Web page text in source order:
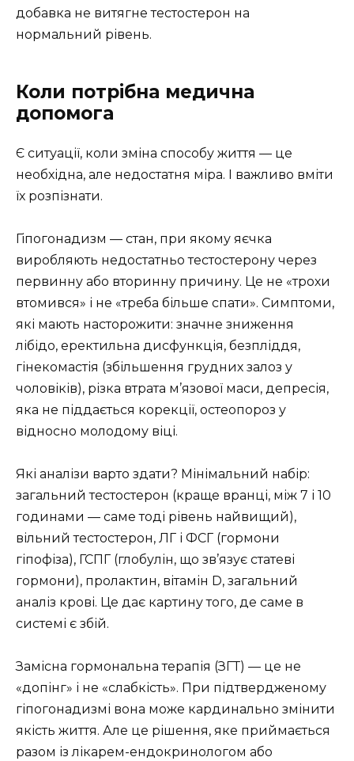
добавка не витягне тестостерон на
нормальний рівень.
Коли потрібна медична
допомога
Є ситуації, коли зміна способу життя — це
необхідна, але недостатня міра. І важливо вміти
їх розпізнати.
Гіпогонадизм — стан, при якому яєчка
виробляють недостатньо тестостерону через
первинну або вторинну причину. Це не «трохи
втомився» і не «треба більше спати». Симптоми,
які мають насторожити: значне зниження
лібідо, еректильна дисфункція, безпліддя,
гінекомастія (збільшення грудних залоз у
чоловіків), різка втрата м’язової маси, депресія,
яка не піддається корекції, остеопороз у
відносно молодому віці.
Які аналізи варто здати? Мінімальний набір:
загальний тестостерон (краще вранці, між 7 і 10
годинами — саме тоді рівень найвищий),
вільний тестостерон, ЛГ і ФСГ (гормони
гіпофіза), ГСПГ (глобулін, що зв’язує статеві
гормони), пролактин, вітамін D, загальний
аналіз крові. Це дає картину того, де саме в
системі є збій.
Замісна гормональна терапія (ЗГТ) — це не
«допінг» і не «слабкість». При підтвердженому
гіпогонадизмі вона може кардинально змінити
якість життя. Але це рішення, яке приймається
разом із лікарем-ендокринологом або